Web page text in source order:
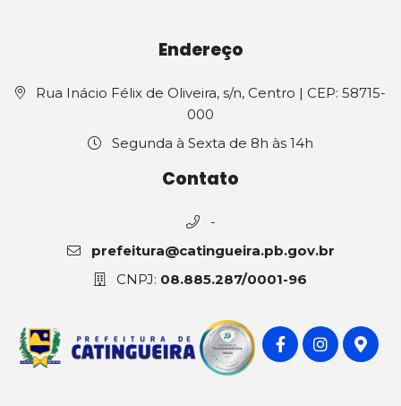
Endereço
Rua Inácio Félix de Oliveira, s/n, Centro | CEP: 58715-
000
Segunda à Sexta de 8h às 14h
Contato
-
prefeitura@catingueira.pb.gov.br
CNPJ: 08.885.287/0001-96